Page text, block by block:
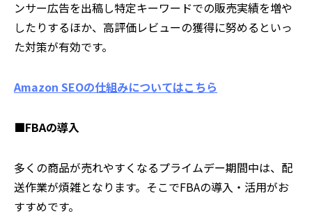
ンサー広告を出稿し特定キーワードでの販売実績を増や
したりするほか、高評価レビューの獲得に努めるといっ
た対策が有効です。
Amazon SEOの仕組みについてはこちら
■FBAの導入
多くの商品が売れやすくなるプライムデー期間中は、配
送作業が煩雑となります。そこでFBAの導入・活用がお
すすめです。